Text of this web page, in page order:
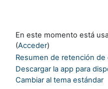
En este momento está
(Acceder)
Resumen de retención de
Descargar la app para
Cambiar al tema estándar